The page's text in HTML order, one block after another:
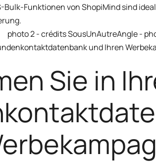
Bulk-Funktionenvon ShopiMind sind
und Ihren
Sie in